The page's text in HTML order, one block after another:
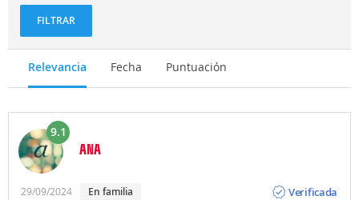
FILTRAR
Relevancia Fecha Puntuación
9.1
ANA
29/09/2024 En familia
Verificada